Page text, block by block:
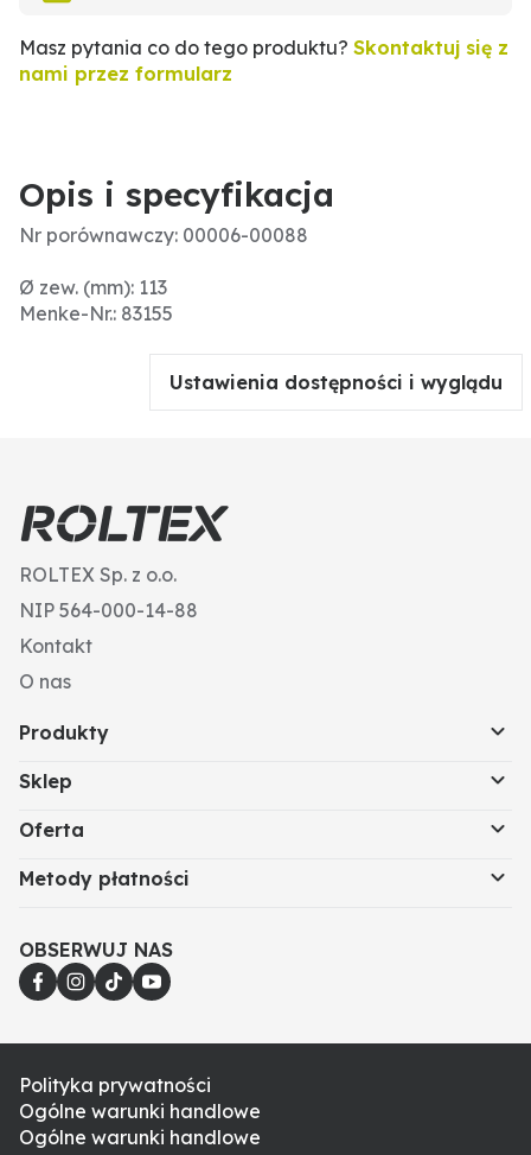
Masz pytania co do tego produktu? Skontaktuj się z
nami przez formularz
Opis i specyfikacja
Nr porównawczy: 00006-00088
Ø zew. (mm): 113
Menke-Nr.: 83155
Ustawienia dostępności i wyglądu
ROLTEX Sp. z o.o.
NIP 564-000-14-88
Kontakt
O nas
Produkty
Sklep
Oferta
Metody płatności
OBSERWUJ NAS
Polityka prywatności
Ogólne warunki handlowe
Ogólne warunki handlowe